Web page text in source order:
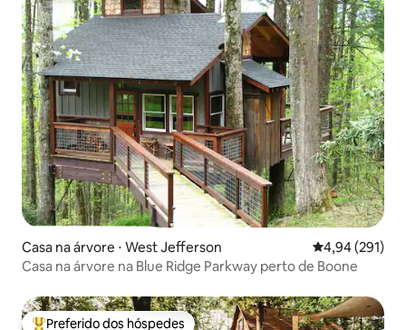
Casa na árvore ⋅ West Jefferson 4,94 de uma
4,94 (291)
Casa na árvore na Blue Ridge Parkway perto de Boone
Preferido dos hóspedes